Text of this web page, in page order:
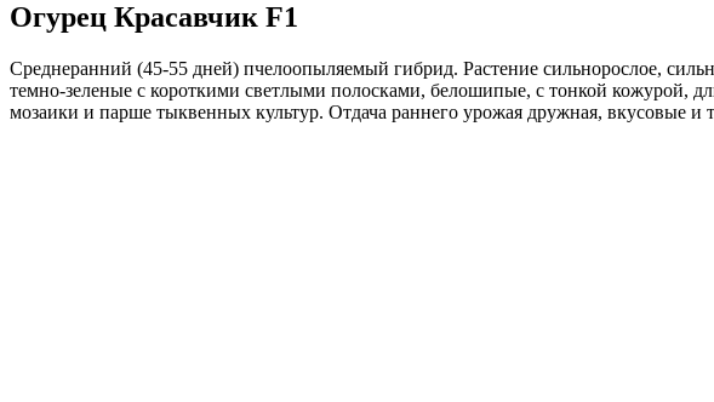
Огурец Красавчик F1
Среднеранний (45-55 дней) пчелоопыляемый гибрид. Растение сильнорослое,
темно-зеленые с короткими светлыми полосками, белошипые, с тонкой кожурой,
мозаики и парше тыквенных культур. Отдача раннего урожая дружная, вкусовые и